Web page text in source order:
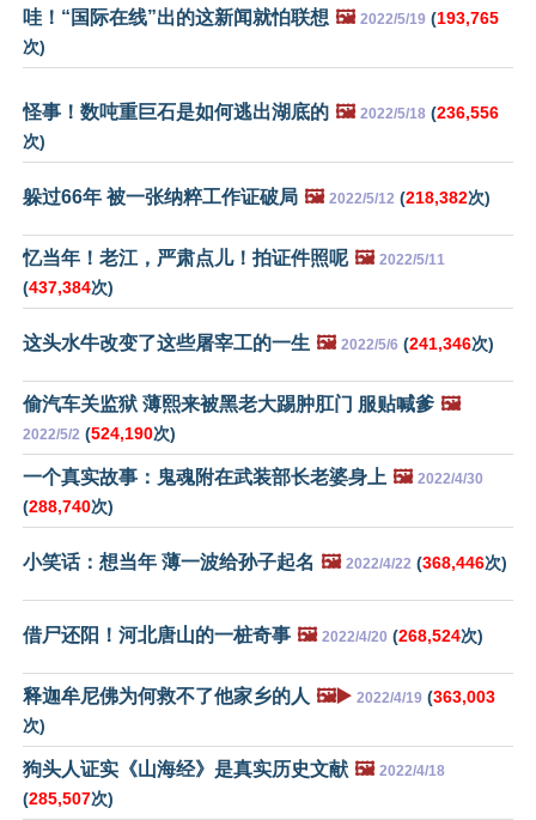
哇！“国际在线”出的这新闻就怕联想 🖼️ 2022/5/19 (193,765
次)
怪事！数吨重巨石是如何逃出湖底的 🖼️ 2022/5/18 (236,556
次)
躲过66年 被一张纳粹工作证破局 🖼️ 2022/5/12 (218,382次)
忆当年！老江，严肃点儿！拍证件照呢 🖼️ 2022/5/11
(437,384次)
这头水牛改变了这些屠宰工的一生 🖼️ 2022/5/6 (241,346次)
偷汽车关监狱 薄熙来被黑老大踢肿肛门 服贴喊爹 🖼️
2022/5/2 (524,190次)
一个真实故事：鬼魂附在武装部长老婆身上 🖼️ 2022/4/30
(288,740次)
小笑话：想当年 薄一波给孙子起名 🖼️ 2022/4/22 (368,446次)
借尸还阳！河北唐山的一桩奇事 🖼️ 2022/4/20 (268,524次)
释迦牟尼佛为何救不了他家乡的人 🖼️▶️ 2022/4/19 (363,003
次)
狗头人证实《山海经》是真实历史文献 🖼️ 2022/4/18
(285,507次)